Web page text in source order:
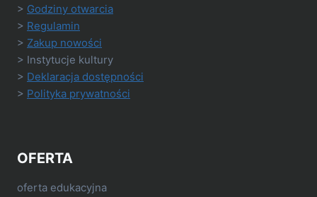
> Godziny otwarcia
> Regulamin
> Zakup nowości
> Instytucje kultury
> Deklaracja dostępności
> Polityka prywatności
OFERTA
oferta edukacyjna